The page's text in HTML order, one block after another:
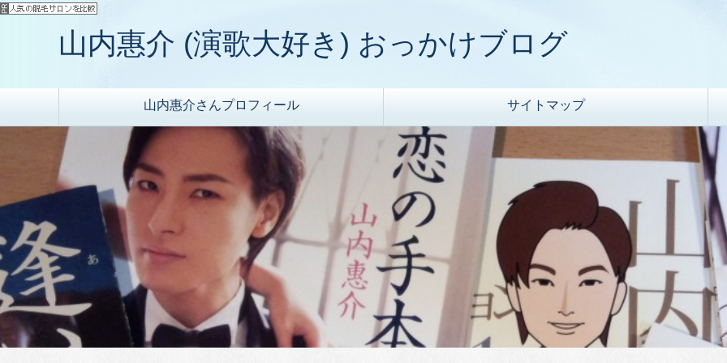
山内惠介 (演歌大好き) おっかけブログ
山内惠介さんプロフィール サイトマップ